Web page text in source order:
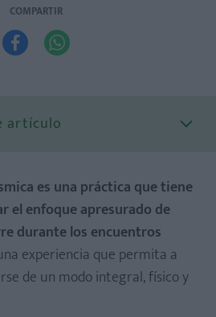
COMPARTIR
 
artículo
es una práctica que tiene
el enfoque apresurado de
durante los encuentros
experiencia que permita a
de un modo integral, físico y